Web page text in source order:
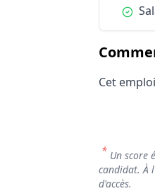
Cet
* Un score
candidat. À
d'accès.